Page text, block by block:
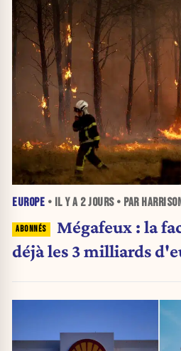
EUROPE • IL Y A 2 JOURS• PAR
Mégafeux : la
déjà les 3 milliards